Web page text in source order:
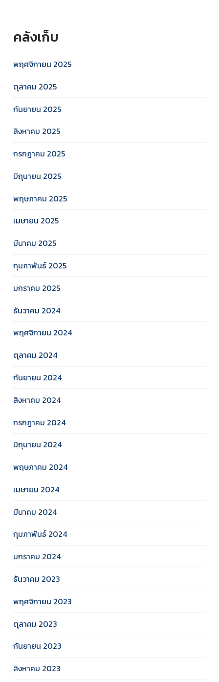
คลังเก็บ
พฤศจิกายน 2025
ตุลาคม 2025
กันยายน 2025
สิงหาคม 2025
กรกฎาคม 2025
มิถุนายน 2025
พฤษภาคม 2025
เมษายน 2025
มีนาคม 2025
กุมภาพันธ์ 2025
มกราคม 2025
ธันวาคม 2024
พฤศจิกายน 2024
ตุลาคม 2024
กันยายน 2024
สิงหาคม 2024
กรกฎาคม 2024
มิถุนายน 2024
พฤษภาคม 2024
เมษายน 2024
มีนาคม 2024
กุมภาพันธ์ 2024
มกราคม 2024
ธันวาคม 2023
พฤศจิกายน 2023
ตุลาคม 2023
กันยายน 2023
สิงหาคม 2023